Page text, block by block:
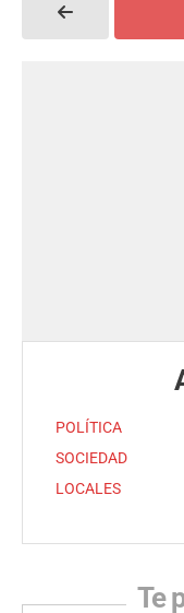
POLÍTICA
SOCIEDAD
LOCALES
Te